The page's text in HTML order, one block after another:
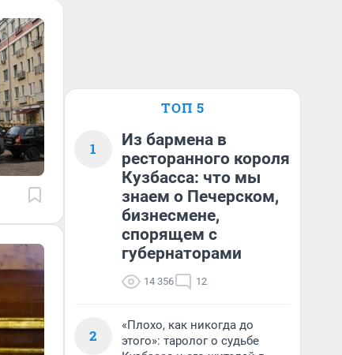
ТОП 5
1
Из бармена в
ресторанного короля
Кузбасса: что мы
знаем о Печерском,
бизнесмене,
спорящем с
губернаторами
14 356 12
2
«Плохо, как никогда до
этого»: таролог о судьбе